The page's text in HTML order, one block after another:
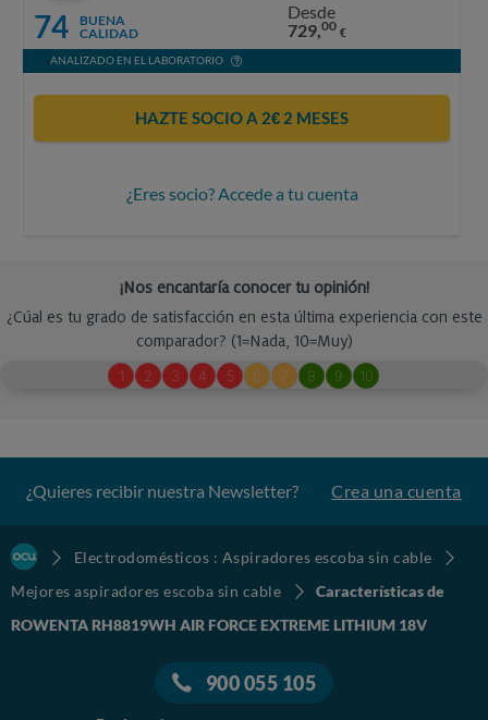
74
BUENA
CALIDAD
Desde
729,00 €
ANALIZADO EN EL LABORATORIO
HAZTE SOCIO A 2€ 2 MESES
¿Eres socio? Accede a tu cuenta
¿Quieres recibir nuestra Newsletter? Crea una cuenta
Electrodomésticos : Aspiradores escoba sin cable
Mejores aspiradores escoba sin cable
Características de
ROWENTA RH8819WH AIR FORCE EXTREME LITHIUM 18V
900 055 105